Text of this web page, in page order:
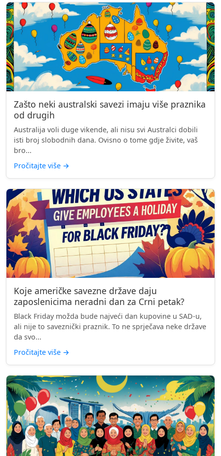
Zašto neki australski savezi imaju više praznika
od drugih
Australija voli duge vikende, ali nisu svi Australci dobili
isti broj slobodnih dana. Ovisno o tome gdje živite, vaš
bro...
Pročitajte više →
Koje američke savezne države daju
zaposlenicima neradni dan za Crni petak?
Black Friday možda bude najveći dan kupovine u SAD-u,
ali nije to saveznički praznik. To ne sprječava neke države
da svo...
Pročitajte više →